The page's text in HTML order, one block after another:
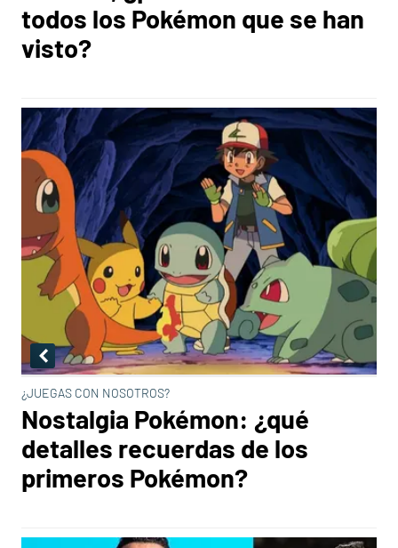
todos los Pokémon que se han
visto?
¿JUEGAS CON NOSOTROS?
Nostalgia Pokémon: ¿qué
detalles recuerdas de los
primeros Pokémon?